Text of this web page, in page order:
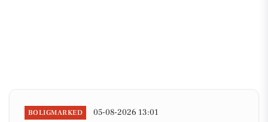
BOLIGMARKED 05-08-2026 13:01